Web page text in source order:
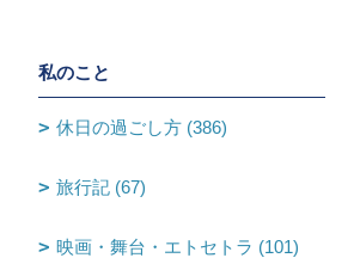
私のこと
休日の過ごし方 (386)
旅行記 (67)
映画・舞台・エトセトラ (101)